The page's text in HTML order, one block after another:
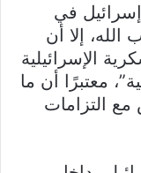
في
إلا أن
الإسرائيلية
معتبرًا أن ما
التزامات